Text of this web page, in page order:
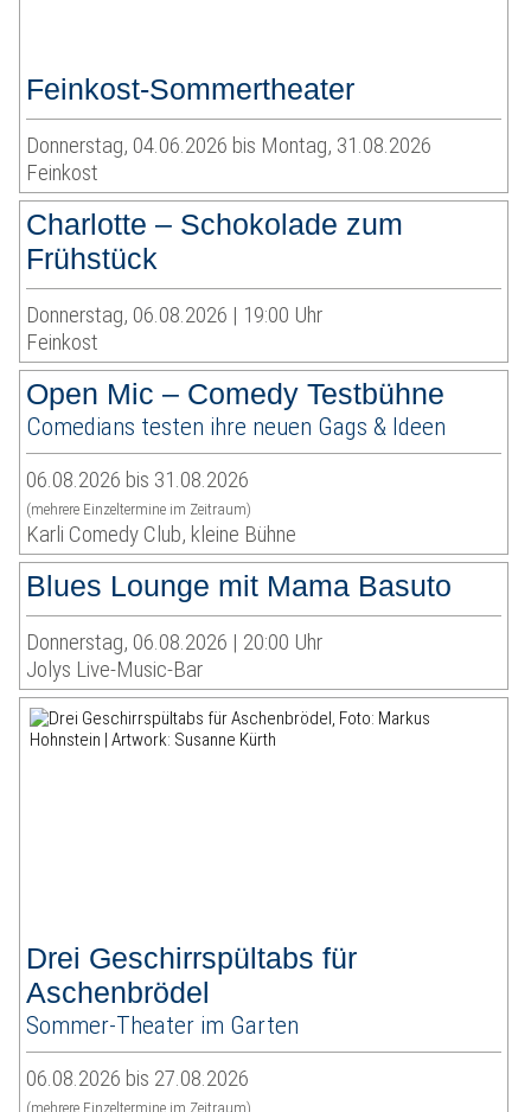
Feinkost-Sommertheater
Donnerstag, 04.06.2026 bis Montag, 31.08.2026
Feinkost
Charlotte – Schokolade zum
Frühstück
Donnerstag, 06.08.2026 | 19:00 Uhr
Feinkost
Open Mic – Comedy Testbühne
Comedians testen ihre neuen Gags & Ideen
06.08.2026 bis 31.08.2026
(mehrere Einzeltermine im Zeitraum)
Karli Comedy Club, kleine Bühne
Blues Lounge mit Mama Basuto
Donnerstag, 06.08.2026 | 20:00 Uhr
Jolys Live-Music-Bar
Drei Geschirrspültabs für
Aschenbrödel
Sommer-Theater im Garten
06.08.2026 bis 27.08.2026
(mehrere Einzeltermine im Zeitraum)